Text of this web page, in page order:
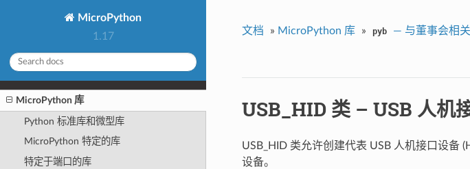
MicroPython
1.17
MicroPython 库
Python 标准库和微型库
MicroPython 特定的库
特定于端口的库
文档 » MicroPython 库 » pyb — 与董事会相
USB_HID 类 – USB 人机
USB_HID 类允许创建代表 USB 人机接口设备
设备。